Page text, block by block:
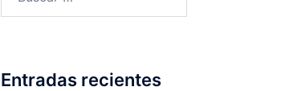
Entradas recientes